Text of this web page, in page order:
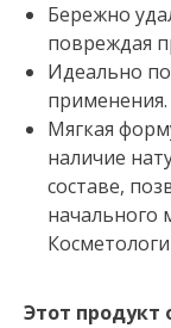
Бережно
повреждая
Идеально
применения.
Мягкая
наличие
составе,
начального
Этот продукт